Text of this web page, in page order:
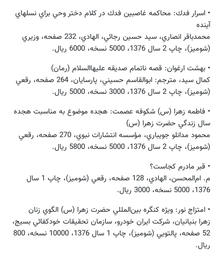
• اسرار فدك: محاكمه غاصبين فدك در كلام دختر وحي براي نسلهاي
آينده
محمدباقر انصاري، سيد حسين رجائي، الهادي، 232 صفحه، وزيري
(شوميز)، چاپ 2 سال 1376، 5000 نسخه، 6000 ريال.
• بهشت ارغوان: قصه ناتمام صديقه عليهاالسلام (رمان)
كمال سيد، مترجم: ابوالقاسم حسيني، پارسايان، 264 صفحه، رقعي
(شوميز)، چاپ 2 سال 1376، 3000 نسخه، 5000 ريال.
• فاطمه زهرا (س) شكوفه عصمت: هجده موضوع به مناسبت هجده
سال زندگي حضرت زهرا (س)
محمود مدانلو جويباري، مؤسسه ‌انتشارات ‌نبوي، 270 صفحه، رقعي
(شوميز)، چاپ 2 سال 1376، 5000 نسخه، 5800 ريال.
• قبر مادرم كجاست؟
م. ام‌المحسن، الهادي، 128 صفحه، رقعي (شوميز)، چاپ 1 سال
1376، 5000 نسخه، 3000 ريال.
• امتزاج نور: ويژه كنگره بين‌المللي حضرت زهرا (س) الگوي زنان
زهرا بنيانيان، شركت ايران خودرو، سازمان تحقيقات خودكفائي بسيج،
52 صفحه، پالتويي (شوميز)، چاپ 1 سال 1376، 10000 نسخه، 800
ريال.